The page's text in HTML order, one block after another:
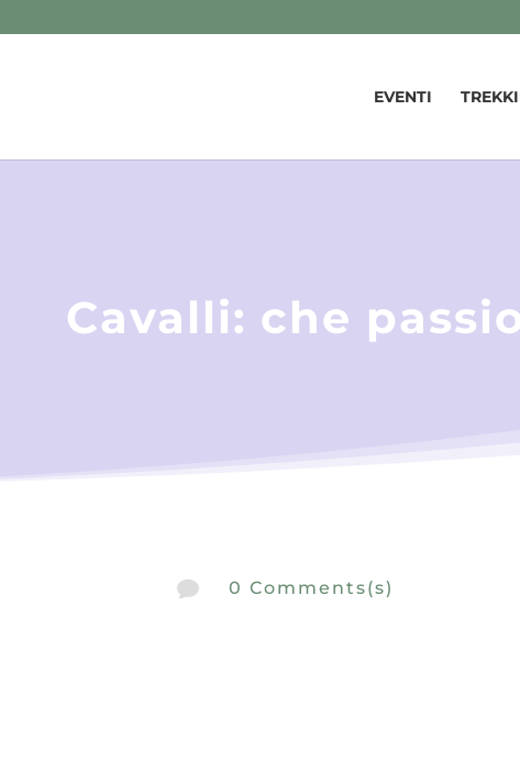
EVENTI
Cavalli: che
 0 Comments(s)